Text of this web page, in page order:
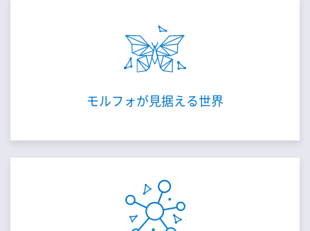
モルフォが見据える世界